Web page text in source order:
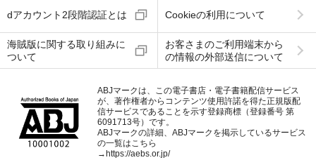
dアカウント2段階認証とは Cookieの利用について
海賊版に関する取り組みに
ついて
お客さまのご利用端末から
の情報の外部送信について
ABJマークは、この電子書店・電子書籍配信サービス
が、著作権者からコンテンツ使用許諾を得た正規版配
信サービスであることを示す登録商標（登録番号 第
6091713号）です。
ABJマークの詳細、ABJマークを掲示しているサービス
の一覧はこちら
→ https://aebs.or.jp/